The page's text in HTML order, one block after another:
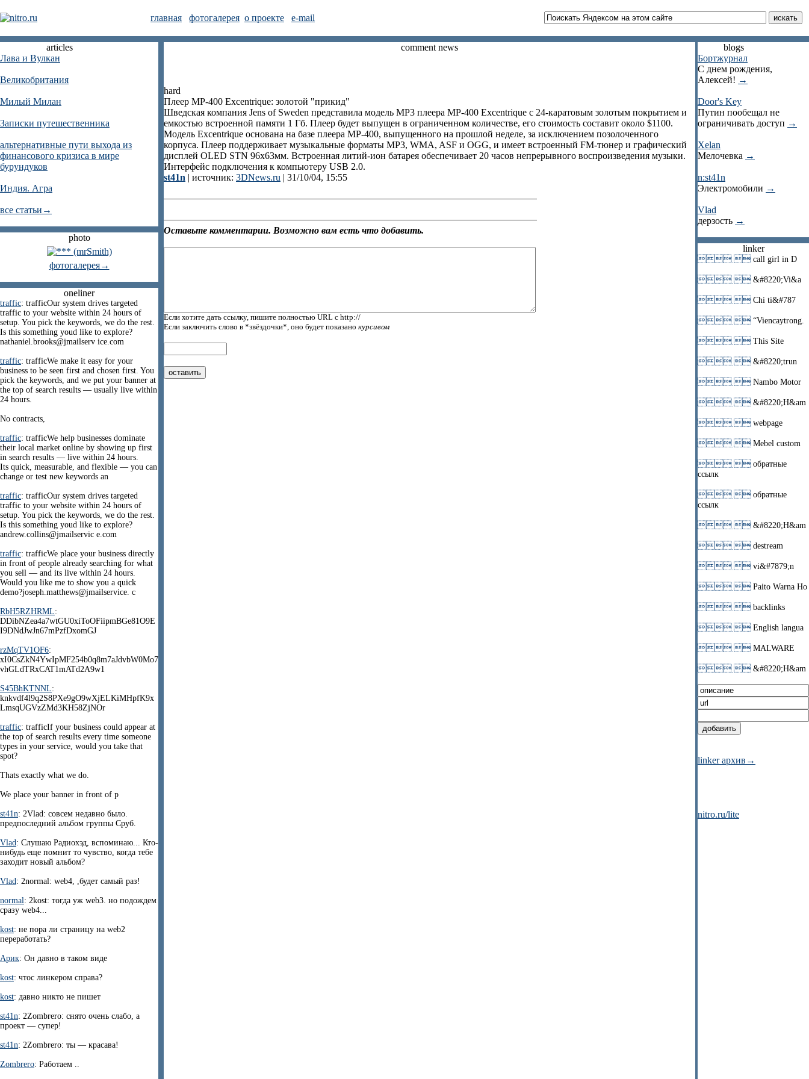
главная фотогалерея о проекте e-mail
articles
Лава и Вулкан
Великобритания
Милый Милан
Записки путешественника
альтернативные пути выхода из
финансового кризиса в мире
бурундуков
Индия. Агра
все статьи→
photo
фотогалерея→
oneliner
traffic: trafficOur system drives targeted
traffic to your website within 24 hours of
setup. You pick the keywords, we do the rest.
Is this something youd like to explore?
nathaniel.brooks@jmailserv ice.com
traffic: trafficWe make it easy for your
business to be seen first and chosen first. You
pick the keywords, and we put your banner at
the top of search results — usually live within
24 hours.
No contracts,
traffic: trafficWe help businesses dominate
their local market online by showing up first
in search results — live within 24 hours.
Its quick, measurable, and flexible — you can
change or test new keywords an
traffic: trafficOur system drives targeted
traffic to your website within 24 hours of
setup. You pick the keywords, we do the rest.
Is this something youd like to explore?
andrew.collins@jmailservic e.com
traffic: trafficWe place your business directly
in front of people already searching for what
you sell — and its live within 24 hours.
Would you like me to show you a quick
demo?joseph.matthews@jmailservice. c
RbH5RZHRML:
DDibNZea4a7wtGU0xiToOFiipmBGe81O9E
I9DNdJwJn67mPzfDxomGJ
rzMqTV1OF6:
xI0CsZkN4YwIpMF254b0q8m7aJdvbW0Mo7
vhGLdTRxCAT1mATd2A9w1
S45BhKTNNL:
knkvdf4l9q2S8PXe9gO9wXjELKiMHpfK9x
LmsqUGVzZMd3KH58ZjNOr
traffic: trafficIf your business could appear at
the top of search results every time someone
types in your service, would you take that
spot?
Thats exactly what we do.
We place your banner in front of p
st41n: 2Vlad: совсем недавно было.
предпоследний альбом группы Сруб.
Vlad: Слушаю Радиохэд, вспоминаю... Кто-
нибудь еще помнит то чувство, когда тебе
заходит новый альбом?
Vlad: 2normal: web4, ,будет самый раз!
normal: 2kost: тогда уж web3. но подождем
сразу web4...
kost: не пора ли страницу на web2
переработать?
Арик: Он давно в таком виде
kost: чтос линкером справа?
kost: давно никто не пишет
st41n: 2Zombrero: снято очень слабо, а
проект — супер!
st41n: 2Zombrero: ты — красава!
Zombrero: Работаем ..
comment news
hard
Плеер MP-400 Excentrique: золотой "прикид"
Шведская компания Jens of Sweden представила модель МР3 плеера MP-400 Excentrique с 24-каратовым золотым покрытием и
емкостью встроенной памяти 1 Гб. Плеер будет выпущен в ограниченном количестве, его стоимость составит около $1100.
Модель Excentrique основана на базе плеера MP-400, выпущенного на прошлой неделе, за исключением позолоченного
корпуса. Плеер поддерживает музыкальные форматы MP3, WMA, ASF и OGG, и имеет встроенный FM-тюнер и графический
дисплей OLED STN 96x63мм. Встроенная литий-ион батарея обеспечивает 20 часов непрерывного воспроизведения музыки.
Интерфейс подключения к компьютеру USB 2.0.
st41n | источник: 3DNews.ru | 31/10/04, 15:55
Оставьте комментарии. Возможно вам есть что добавить.
Если хотите дать ссылку, пишите полностью URL с http://
Если заключить слово в *звёздочки*, оно будет показано курсивом
blogs
Бортжурнал
С днем рождения,
Алексей! →
Door's Key
Путин пообещал не
ограничивать доступ →
Xelan
Мелочевка →
n:st41n
Электромобили →
Vlad
дерзость →
linker
 call girl in D
 &#8220;Vi&a
 Chi ti&#787
 “Viencaytrong.
 This Site
 &#8220;trun
 Nambo Motor
 &#8220;H&am
 webpage
 Mebel custom
 обратные
ссылк
 обратные
ссылк
 &#8220;H&am
 destream
 vi&#7879;n
 Paito Warna Ho
 backlinks
 English langua
 MALWARE
 &#8220;H&am
linker архив→
nitro.ru/lite